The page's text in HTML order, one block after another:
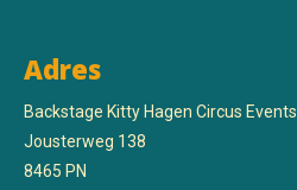
Adres
Backstage Kitty Hagen Circus Events
Jousterweg 138
8465 PN